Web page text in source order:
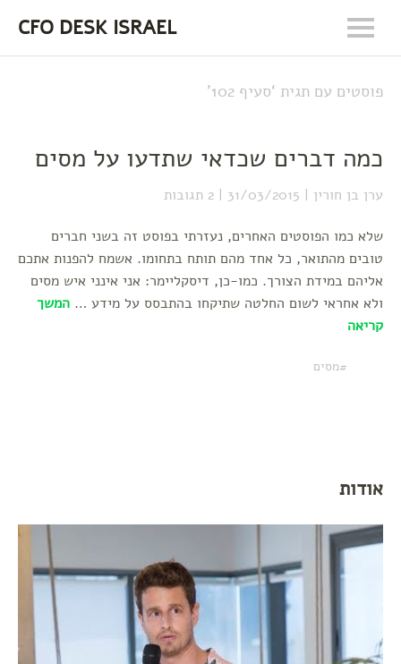
CFO DESK ISRAEL
פוסטים עם תגית ‘סעיף 102 ’
כמה דברים שכדאי שתדעו על מסים
ערן בן חורין 31/03/2015 2 תגובות
שלא כמו הפוסטים האחרים, נעזרתי בפוסט זה בשני חברים
טובים מהתואר, כל אחד מהם תותח בתחומו. אשמח להפנות אתכם
אליהם במידת הצורך. כמו-כן, דיסקליימר: אני אינני איש מסים
ולא אחראי לשום החלטה שתיקחו בהתבסס על מידע … המשך
קריאה
מסים
אודות